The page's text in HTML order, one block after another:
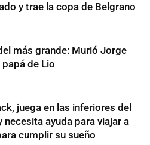
y trae la copa de Belgrano
más grande: Murió Jorge
de Lio
juega en las inferiores del
necesita ayuda para viajar a
cumplir su sueño